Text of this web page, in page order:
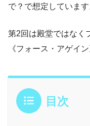
で？で想定しています
第2回は殿堂ではなく
《フォース・アゲイン
目次